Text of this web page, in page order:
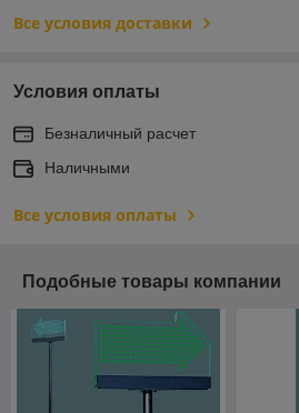
Все условия доставки
Условия оплаты
Безналичный расчет
Наличными
Все условия оплаты
Подобные товары компании